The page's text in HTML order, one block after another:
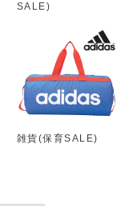
SALE)
雑貨(保育SALE)